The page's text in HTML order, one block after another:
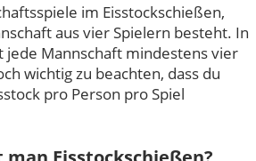
im Eisstockschießen,
aus vier Spielern besteht. In
jede Mannschaft mindestens vier
wichtig zu beachten, dass du
pro Person pro Spiel